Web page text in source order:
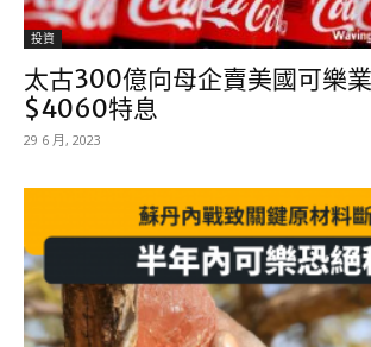
投資
太古300億向母企賣美國可樂
$4060特息
29 6 月, 2023